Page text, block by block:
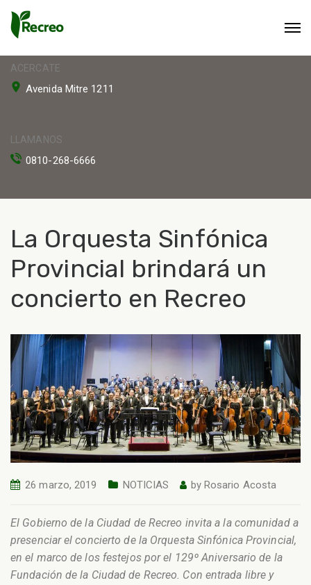
ACERCATE
Avenida Mitre 1211
LLAMANOS
0810-268-6666
La Orquesta Sinfónica
Provincial brindará un
concierto en Recreo
26 marzo, 2019 NOTICIAS by Rosario Acosta
El Gobierno de la Ciudad de Recreo invita a la comunidad a
presenciar el concierto de la Orquesta Sinfónica Provincial,
en el marco de los festejos por el 129º Aniversario de la
Fundación de la Ciudad de Recreo. Con entrada libre y